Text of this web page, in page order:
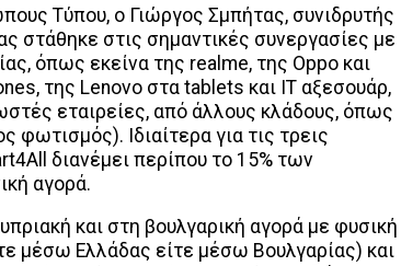
Τύπου, ο Γιώργος Σμπήτας, συνιδρυτής
στάθηκε στις σημαντικές συνεργασίες με
όπως εκείνα της realme, της Oppo και
της Lenovo στα tablets και ΙΤ αξεσουάρ,
εταιρείες, από άλλους κλάδους, όπως
φωτισμός). Ιδιαίτερα για τις τρεις
διανέμει περίπου το 15% των
αγορά.
και στη βουλγαρική αγορά με φυσική
μέσω Ελλάδας είτε μέσω Βουλγαρίας) και